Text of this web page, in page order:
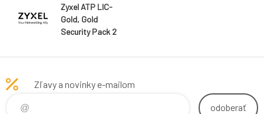
Zyxel ATP LIC-
Gold, Gold
Security Pack 2
ATP800
Zľavy a novinky e-mailom
odoberať